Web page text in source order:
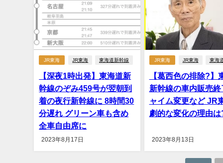
JR東海 JR東海 東海道新幹線
【深夜1時出発】東海道新
幹線のぞみ459号が翌朝到
着の夜行新幹線に 8時間30
分遅れ グリーン車も含め
全車自由席に
2023年8月17日
JR東海 JR東海 東海
【葛西色の排除?】
新幹線の車内販売終
ャイム変更など JR
劇的な変化の理由は
2023年8月13日